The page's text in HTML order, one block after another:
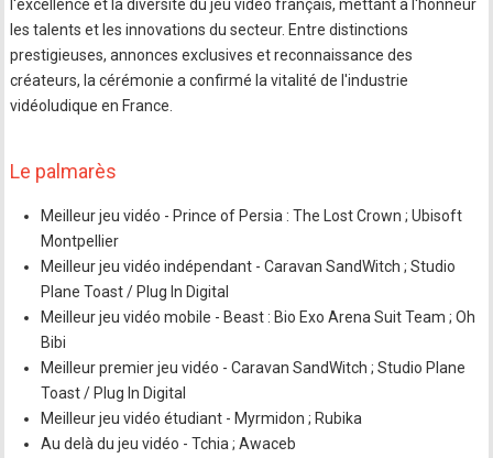
l'excellence et la diversité du jeu vidéo français, mettant à l'honneur
les talents et les innovations du secteur. Entre distinctions
prestigieuses, annonces exclusives et reconnaissance des
créateurs, la cérémonie a confirmé la vitalité de l'industrie
vidéoludique en France.
Le palmarès
Meilleur jeu vidéo - Prince of Persia : The Lost Crown ; Ubisoft
Montpellier
Meilleur jeu vidéo indépendant - Caravan SandWitch ; Studio
Plane Toast / Plug In Digital
Meilleur jeu vidéo mobile - Beast : Bio Exo Arena Suit Team ; Oh
Bibi
Meilleur premier jeu vidéo - Caravan SandWitch ; Studio Plane
Toast / Plug In Digital
Meilleur jeu vidéo étudiant - Myrmidon ; Rubika
Au delà du jeu vidéo - Tchia ; Awaceb